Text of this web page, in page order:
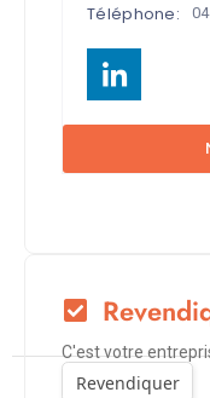
Téléphone:
C'est votre
Revendiquer